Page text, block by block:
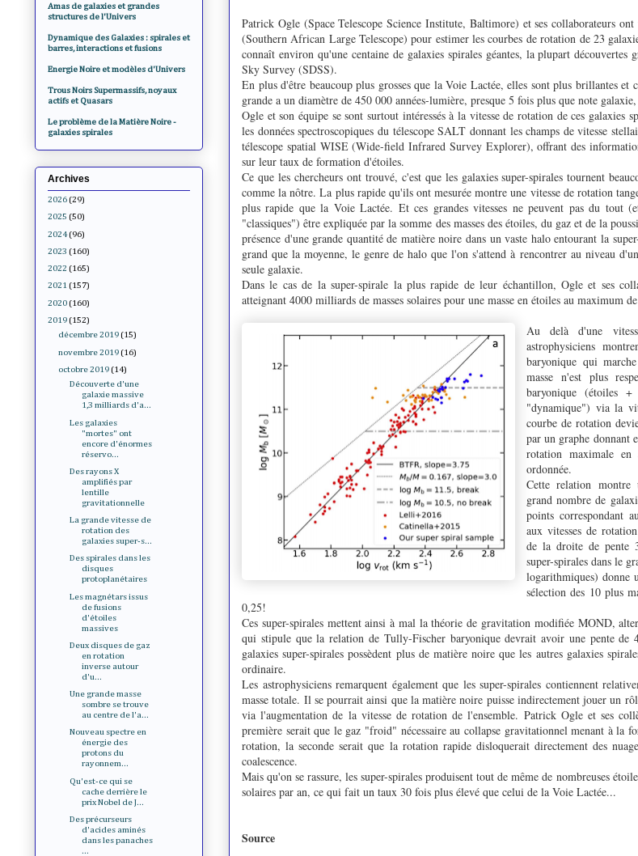
Patrick Ogle (Space Telescope Science Institute, Baltimore) et ses collaborateurs
(Southern African Large Telescope) pour estimer les courbes de rotation de 23
connaît environ qu'une centaine de galaxies spirales géantes, la plupart
Sky Survey (SDSS).
En plus d'être beaucoup plus grosses que la Voie Lactée, elles sont plus brillantes
grande a un diamètre de 450 000 années-lumière, presque 5 fois plus que note
Ogle et son équipe se sont surtout intéressés à la vitesse de rotation de ces galaxies
les données spectroscopiques du télescope SALT donnant les champs de vitesse
télescope spatial WISE (Wide-field Infrared Survey Explorer), offrant des
sur leur taux de formation d'étoiles.
Ce que les chercheurs ont trouvé, c'est que les galaxies super-spirales tournent
comme la nôtre. La plus rapide qu'ils ont mesurée montre une vitesse de rotation
plus rapide que la Voie Lactée. Et ces grandes vitesses ne peuvent pas du tout
"classiques") être expliquée par la somme des masses des étoiles, du gaz et de la
présence d'une grande quantité de matière noire dans un vaste halo entourant la
grand que la moyenne, le genre de halo que l'on s'attend à rencontrer au niveau
seule galaxie.
Dans le cas de la super-spirale la plus rapide de leur échantillon, Ogle et ses
atteignant 4000 milliards de masses solaires pour une masse en étoiles au maximum
Au delà d'une
astrophysiciens
baryonique qui
masse n'est plus
baryonique (étoiles
"dynamique") via la
courbe de rotation
par un graphe donnant
rotation maximale en
ordonnée.
Cette relation
grand nombre de
points correspondant
aux vitesses de
de la droite de pente
super-spirales dans le
logarithmiques) donne
sélection des 10 plus
0,25!
Ces super-spirales mettent ainsi à mal la théorie de gravitation modifiée MOND,
qui stipule que la relation de Tully-Fischer baryonique devrait avoir une pente de
galaxies super-spirales possèdent plus de matière noire que les autres galaxies
ordinaire.
Les astrophysiciens remarquent également que les super-spirales contiennent
masse totale. Il se pourrait ainsi que la matière noire puisse indirectement jouer un
via l'augmentation de la vitesse de rotation de l'ensemble. Patrick Ogle et ses
première serait que le gaz "froid" nécessaire au collapse gravitationnel menant à la
rotation, la seconde serait que la rotation rapide disloquerait directement des
coalescence.
Mais qu'on se rassure, les super-spirales produisent tout de même de nombreuses
solaires par an, ce qui fait un taux 30 fois plus élevé que celui de la Voie Lactée...
Source
Amas de galaxies et grandes
structures de l'Univers
Dynamique des Galaxies : spirales et
barres, interactions et fusions
Energie Noire et modèles d'Univers
Trous Noirs Supermassifs, noyaux
actifs et Quasars
Le problème de la Matière Noire -
galaxies spirales
Archives
2026 (29)
2025 (50)
2024 (96)
2023 (160)
2022 (165)
2021 (157)
2020 (160)
2019 (152)
décembre 2019 (15)
novembre 2019 (16)
octobre 2019 (14)
Découverte d'une
galaxie massive
1,3 milliards d'a...
Les galaxies
"mortes" ont
encore d'énormes
réservo...
Des rayons X
amplifiés par
lentille
gravitationnelle
La grande vitesse de
rotation des
galaxies super-s...
Des spirales dans les
disques
protoplanétaires
Les magnétars issus
de fusions
d'étoiles
massives
Deux disques de gaz
en rotation
inverse autour
d'u...
Une grande masse
sombre se trouve
au centre de l'a...
Nouveau spectre en
énergie des
protons du
rayonnem...
Qu'est-ce qui se
cache derrière le
prix Nobel de J...
Des précurseurs
d'acides aminés
dans les panaches
...